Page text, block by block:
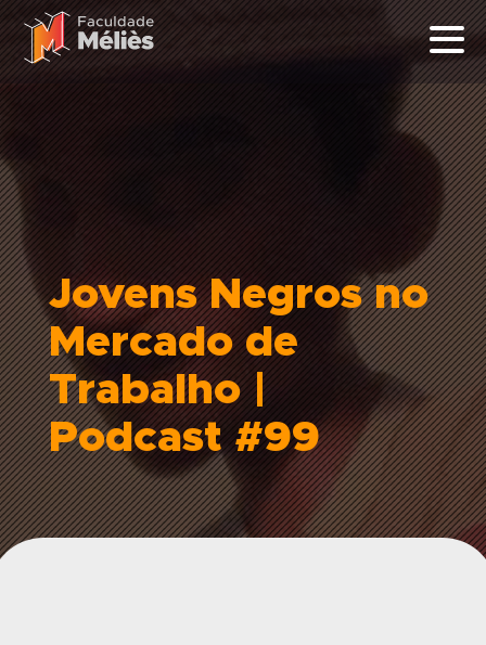
Jovens Negros no
Mercado de
Trabalho |
Podcast #99